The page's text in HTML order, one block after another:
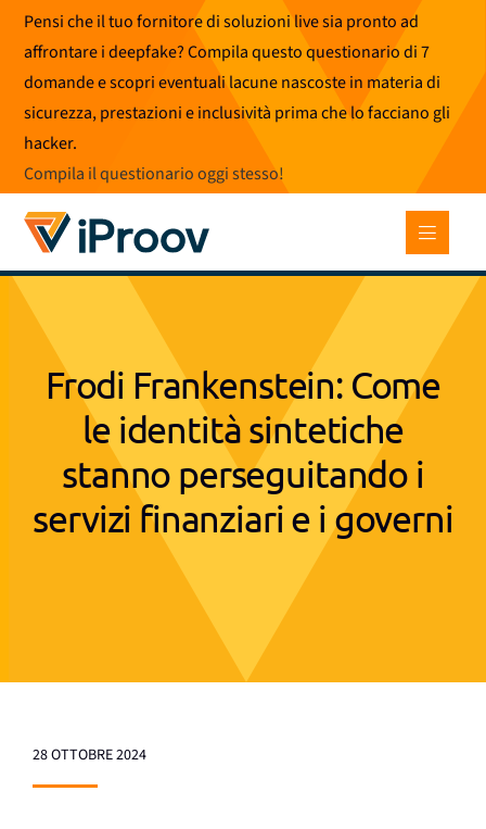
Vai
contenuto
Pensi che il tuo fornitore di soluzioni live sia pronto ad
affrontare i deepfake? Compila questo questionario di 7
domande e scopri eventuali lacune nascoste in materia di
sicurezza, prestazioni e inclusività prima che lo facciano gli
hacker.
Compila il questionario oggi stesso!
Frodi Frankenstein: Come
le identità sintetiche
stanno perseguitando i
servizi finanziari e i governi
28 OTTOBRE 2024